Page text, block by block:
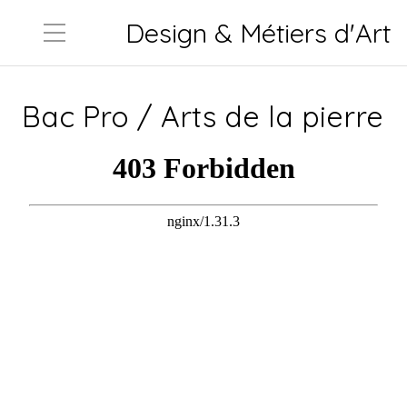
Design & Métiers d'Art
Bac Pro / Arts de la pierre